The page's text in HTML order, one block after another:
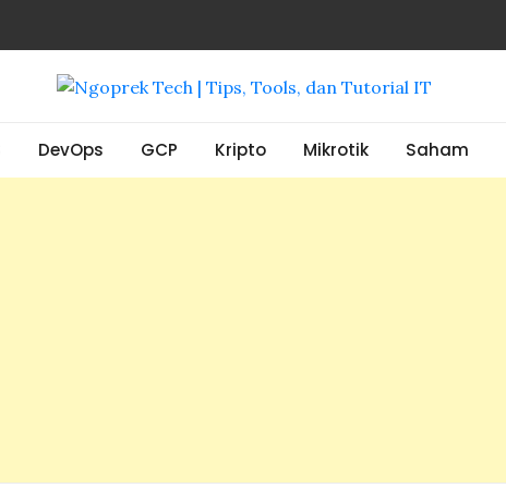
Tools, dan Tutorial IT
DevOps GCP Kripto Mikrotik Saham